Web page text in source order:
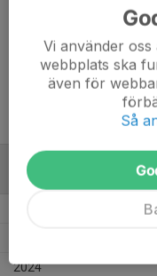
-
Ålder
ALLA SERIER ALLA
2024
Vi använder
webbplats ska
även för
Så